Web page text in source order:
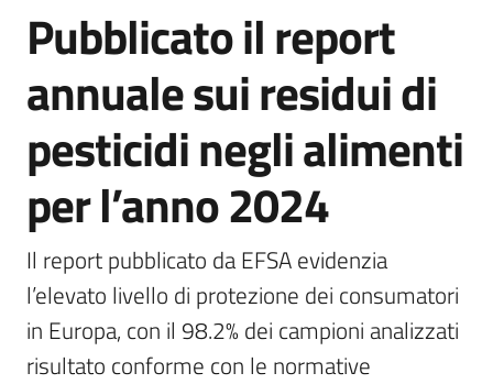
EFSA
Opportunità
Chi
siamo
Salta al contenuto
Pubblicato il report
annuale sui residui di
pesticidi negli alimenti
per l’anno 2024
Il report pubblicato da EFSA evidenzia
l’elevato livello di protezione dei consumatori
in Europa, con il 98.2% dei campioni analizzati
risultato conforme con le normative